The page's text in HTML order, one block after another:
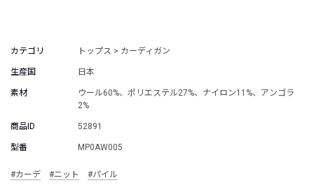
カテゴリ トップス > カーディガン
生産国 日本
素材
ウール60%、ポリエステル27%、ナイロン11%、アンゴラ
2%
商品ID 52891
型番 MP0AW005
#カーデ #ニット #パイル